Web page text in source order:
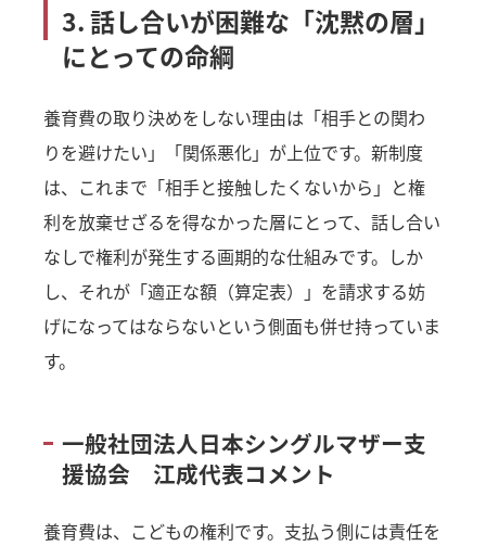
3. 話し合いが困難な「沈黙の層」
にとっての命綱
養育費の取り決めをしない理由は「相手との関わ
りを避けたい」「関係悪化」が上位です。新制度
は、これまで「相手と接触したくないから」と権
利を放棄せざるを得なかった層にとって、話し合い
なしで権利が発生する画期的な仕組みです。しか
し、それが「適正な額（算定表）」を請求する妨
げになってはならないという側面も併せ持っていま
す。
一般社団法人日本シングルマザー支
援協会 江成代表コメント
養育費は、こどもの権利です。支払う側には責任を